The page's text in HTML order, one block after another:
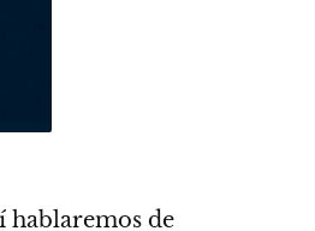
hablaremos de